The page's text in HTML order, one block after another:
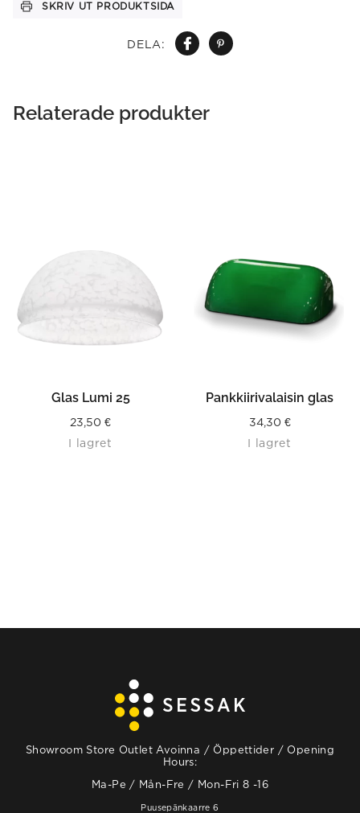
DELA:
SKRIV UT PRODUKTSIDA
Relaterade produkter
Glas Lumi 25
23,50 €
I lagret
Pankkiirivalaisin glas
34,30 €
I lagret
Showroom Store Outlet Avoinna / Öppettider / Opening
Hours:
Ma-Pe / Mån-Fre / Mon-Fri 8 -16
Puusepänkaarre 6